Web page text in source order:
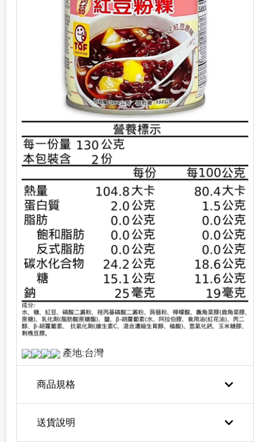
產地:台灣
商品規格
送貨說明